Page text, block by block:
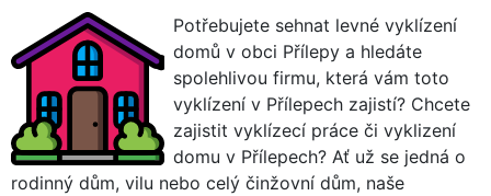
Potřebujete sehnat levné vyklízení
domů v obci Přílepy a hledáte
spolehlivou firmu, která vám toto
vyklízení v Přílepech zajistí? Chcete
zajistit vyklízecí práce či vyklizení
domu v Přílepech? Ať už se jedná o
rodinný dům, vilu nebo celý činžovní dům, naše